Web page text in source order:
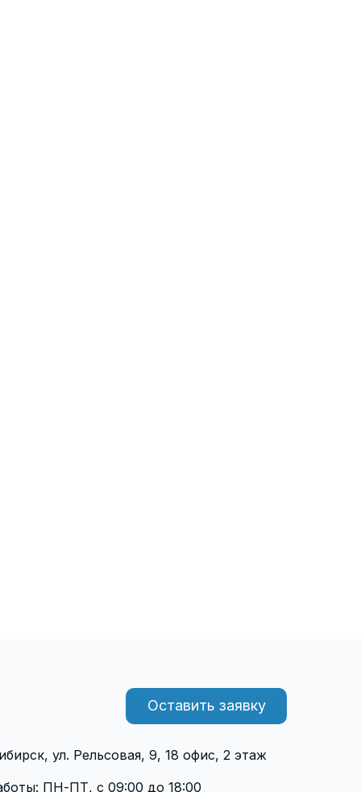
Оставить заявку
ул. Рельсовая, 9, 18 офис, 2 этаж
ПН-ПТ, с 09:00 до 18:00